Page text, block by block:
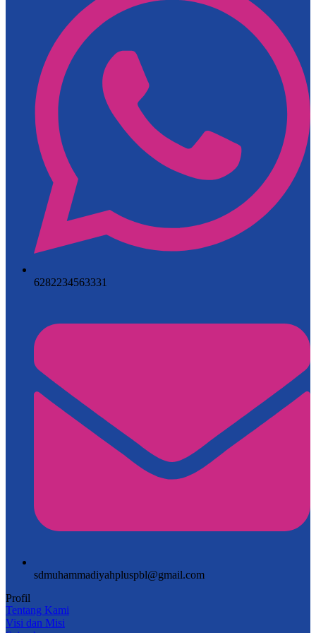
6282234563331
sdmuhammadiyahpluspbl@gmail.com
Profil
Tentang Kami
Visi dan Misi